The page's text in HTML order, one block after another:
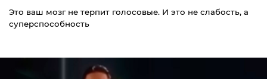
Это ваш мозг не терпит голосовые. И это не слабость, а
суперспособность